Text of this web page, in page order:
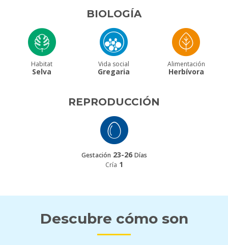
BIOLOGÍA
Habitat
Selva
Vida social
Gregaria
Alimentación
Herbívora
REPRODUCCIÓN
Gestación 23-26 Días
Cría 1
Descubre cómo son